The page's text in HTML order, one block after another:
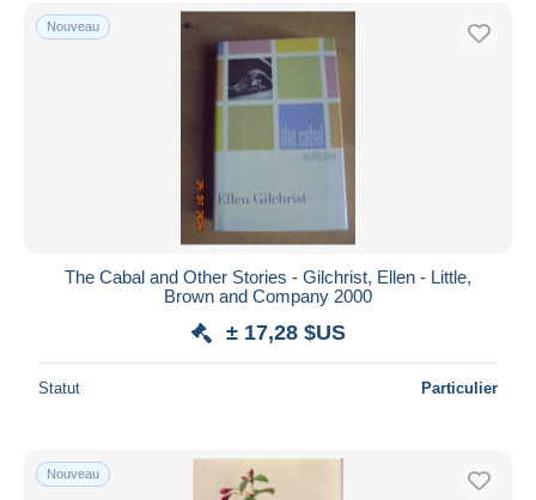
Nouveau
The Cabal and Other Stories - Gilchrist, Ellen - Little,
Brown and Company 2000
± 17,28 $US
Statut Particulier
Nouveau